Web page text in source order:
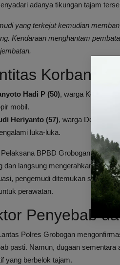
adanya tikungan tajam
yang terkejut kemudian
Kendaraan menghantam
Korban
Hadi P (50), warga Kelurahan
mobil.
Heriyanto (57), warga Desa
luka-luka.
BPBD Grobogan, Wahju
dan langsung mengerahkan tim
pengemudi ditemukan sudah
perawatan.
Penyebab
Polres Grobogan
pasti. Namun, dugaan
yang berbelok tajam.